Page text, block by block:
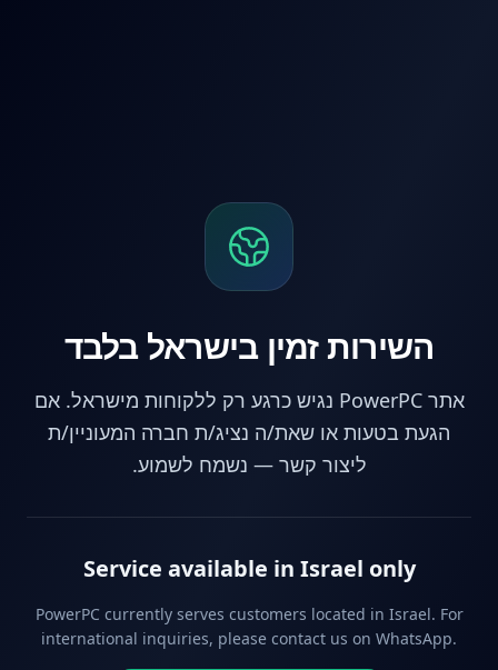
השירות זמין בישראל בלבד
אתר PowerPC נגיש כרגע רק ללקוחות מישראל. אם
הגעת בטעות או שאת/ה נציג/ת חברה המעוניין/ת
ליצור קשר — נשמח לשמוע.
Service available in Israel only
PowerPC currently serves customers located in Israel. For
international inquiries, please contact us on WhatsApp.